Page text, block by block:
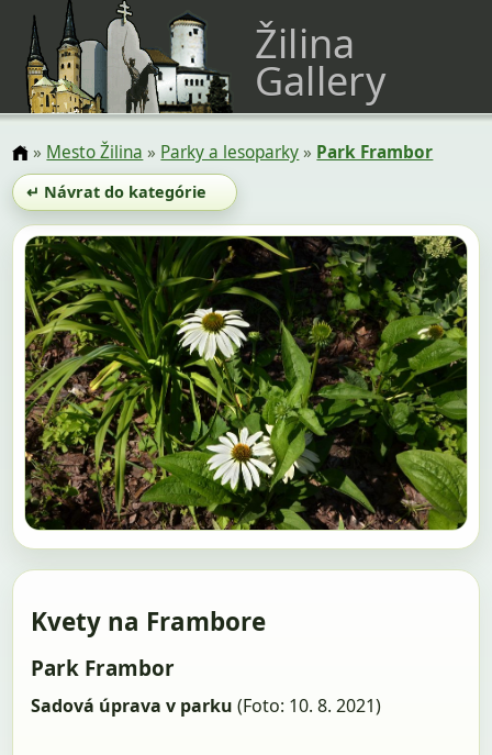
Žilina
Gallery
» Mesto Žilina » Parky a lesoparky» Park Frambor
↵ Návrat do kategórie
Kvety na Frambore
Park Frambor
Sadová úprava v parku(Foto: 10. 8. 2021)